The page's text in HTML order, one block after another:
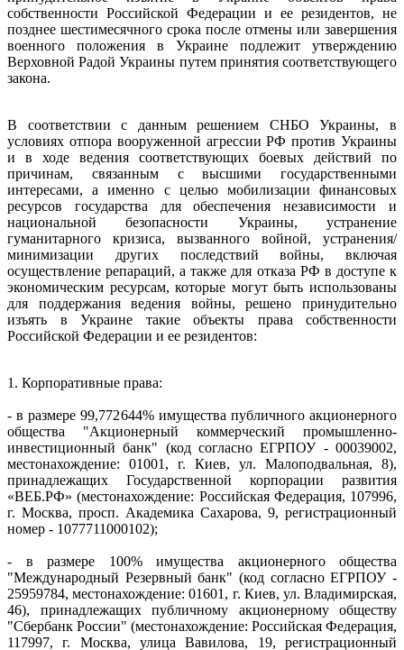
собственности Российской Федерации и ее резидентов, не
позднее шестимесячного срока после отмены или завершения
военного положения в Украине подлежит утверждению
Верховной Радой Украины путем принятия соответствующего
закона.
В соответствии с данным решением СНБО Украины, в
условиях отпора вооруженной агрессии РФ против Украины
и в ходе ведения соответствующих боевых действий по
причинам, связанным с высшими государственными
интересами, а именно с целью мобилизации финансовых
ресурсов государства для обеспечения независимости и
национальной безопасности Украины, устранение
гуманитарного кризиса, вызванного войной, устранения/
минимизации других последствий войны, включая
осуществление репараций, а также для отказа РФ в доступе к
экономическим ресурсам, которые могут быть использованы
для поддержания ведения войны, решено принудительно
изъять в Украине такие объекты права собственности
Российской Федерации и ее резидентов:
1. Корпоративные права:
- в размере 99,772644% имущества публичного акционерного
общества "Акционерный коммерческий промышленно-
инвестиционный банк" (код согласно ЕГРПОУ - 00039002,
местонахождение: 01001, г. Киев, ул. Малоподвальная, 8),
принадлежащих Государственной корпорации развития
«ВЕБ.РФ» (местонахождение: Российская Федерация, 107996,
г. Москва, просп. Академика Сахарова, 9, регистрационный
номер - 1077711000102);
- в размере 100% имущества акционерного общества
"Международный Резервный банк" (код согласно ЕГРПОУ -
25959784, местонахождение: 01601, г. Киев, ул. Владимирская,
46), принадлежащих публичному акционерному обществу
"Сбербанк России" (местонахождение: Российская Федерация,
117997, г. Москва, улица Вавилова, 19, регистрационный